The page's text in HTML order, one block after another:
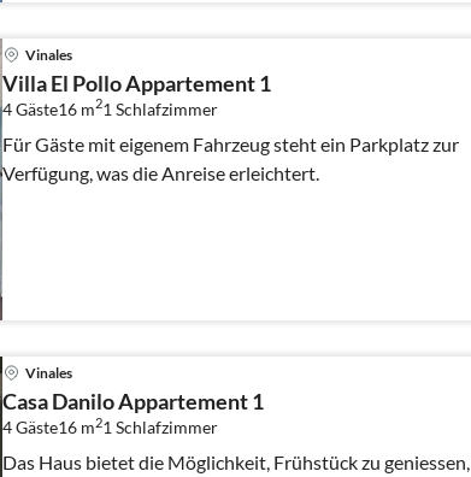
Vinales
Villa El Pollo Appartement 1
4 Gäste16 m21 Schlafzimmer
Für Gäste mit eigenem Fahrzeug steht ein Parkplatz zur
Verfügung, was die Anreise erleichtert.
Vinales
Casa Danilo Appartement 1
4 Gäste16 m21 Schlafzimmer
Das Haus bietet die Möglichkeit, Frühstück zu geniessen,